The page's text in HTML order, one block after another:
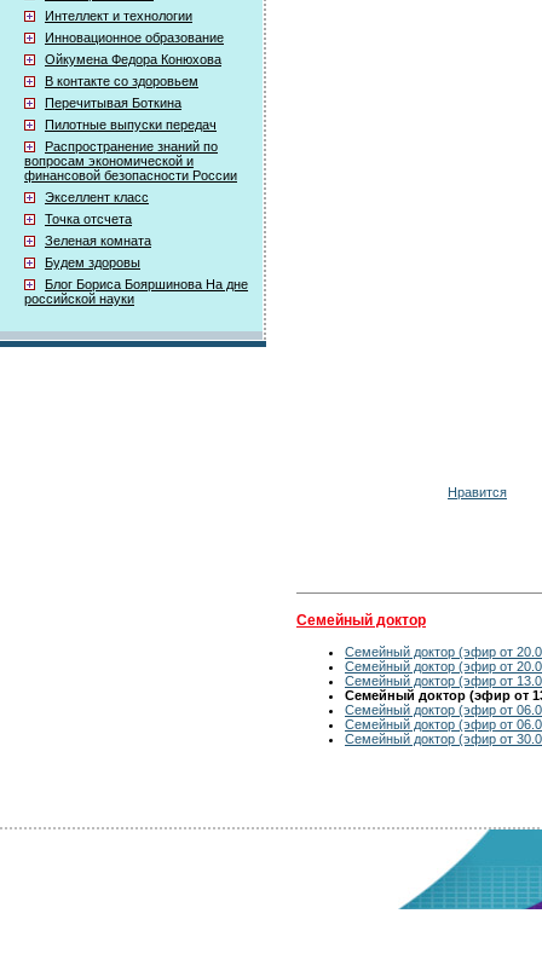
Интеллект и технологии
Инновационное образование
Ойкумена Федора Конюхова
В контакте со здоровьем
Перечитывая Боткина
Пилотные выпуски передач
Распространение знаний по
вопросам экономической и
финансовой безопасности России
Экселлент класс
Точка отсчета
Зеленая комната
Будем здоровы
Блог Бориса Бояршинова На дне
российской науки
Нравится
Семейный доктор
Семейный доктор (эфир от
Семейный доктор (эфир от
Семейный доктор (эфир от
Семейный доктор (эфир от
Семейный доктор (эфир от
Семейный доктор (эфир от
Семейный доктор (эфир от